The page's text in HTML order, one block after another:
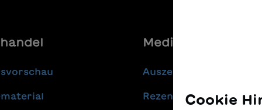
Media
Auszeichnungen
RezensionenCookie